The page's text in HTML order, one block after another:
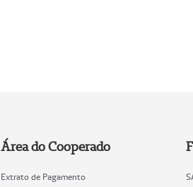
Área do Cooperado
Extrato de Pagamento